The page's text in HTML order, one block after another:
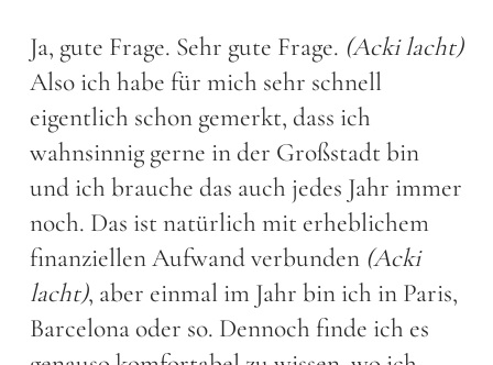
Ja, gute Frage. Sehr gute Frage. (Acki lacht)
Also ich habe für mich sehr schnell
eigentlich schon gemerkt, dass ich
wahnsinnig gerne in der Großstadt bin
und ich brauche das auch jedes Jahr immer
noch. Das ist natürlich mit erheblichem
finanziellen Aufwand verbunden(Acki
lacht), aber einmal im Jahr bin ich in Paris,
Barcelona oder so. Dennoch finde ich es